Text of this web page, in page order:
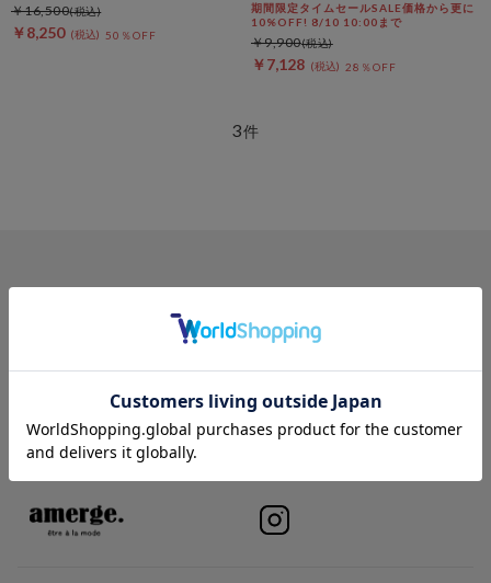
￥8,250 50％OFF
￥16,500
期間限定タイムセールSALE価格から更に
10%OFF! 8/10 10:00まで
￥7,128 28％OFF
￥9,900
3件